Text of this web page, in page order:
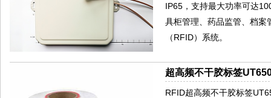
IP65，支持最大功率可达
具柜管理、药品监管、档案
（RFID）系统。
超高频不干胶标签
RFID超高频不干胶标签